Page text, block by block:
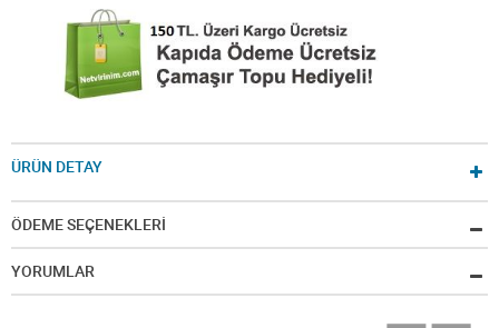
ÜRÜN DETAY
ÖDEME SEÇENEKLERİ
YORUMLAR